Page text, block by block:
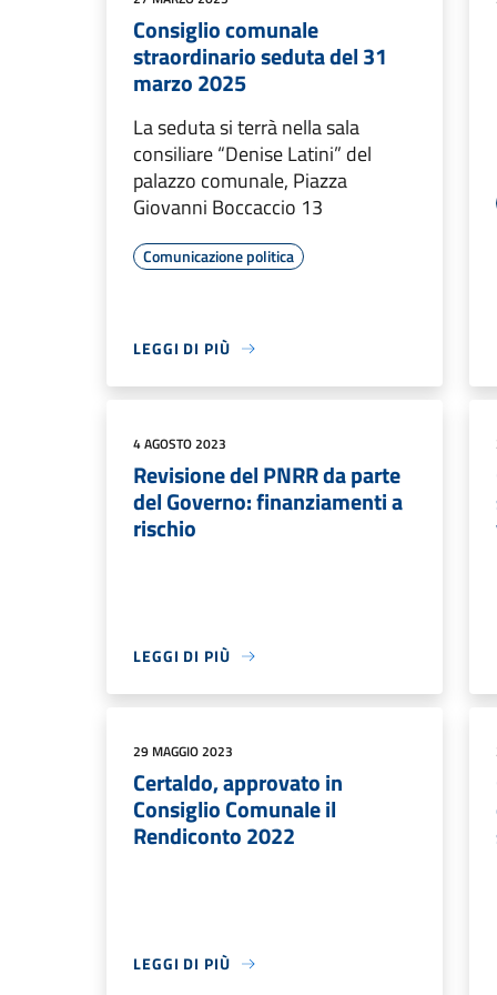
Consiglio comunale
straordinario seduta del 31
marzo 2025
La seduta si terrà nella sala
consiliare “Denise Latini” del
palazzo comunale, Piazza
Giovanni Boccaccio 13
Comunicazione politica
LEGGI DI PIÙ
4 AGOSTO 2023
Revisione del PNRR da parte
del Governo: finanziamenti a
rischio
LEGGI DI PIÙ
29 MAGGIO 2023
Certaldo, approvato in
Consiglio Comunale il
Rendiconto 2022
LEGGI DI PIÙ